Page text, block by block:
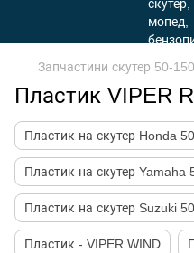
Запчастини скутер 50-
Пластик VIPER
Пластик на скутер Honda
Пластик на скутер Yamaha
Пластик на скутер Suzuki
Пластик - VIPER WIND